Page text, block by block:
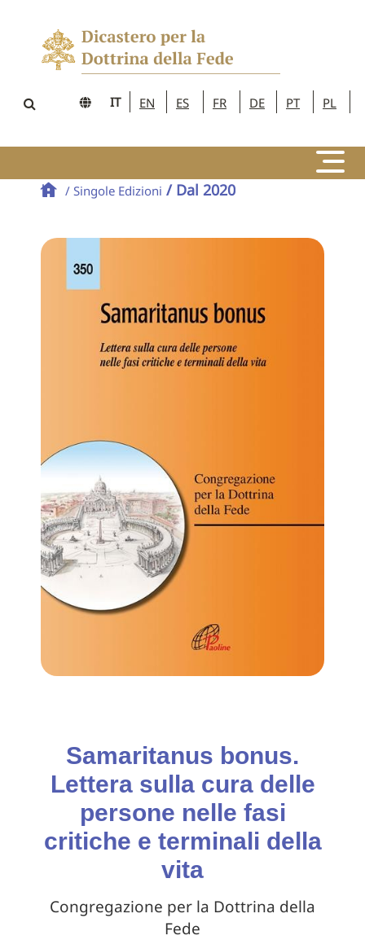
IT EN ES FR DE PT PL
/ Singole Edizioni / Dal 2020
Samaritanus bonus.
Lettera sulla cura delle
persone nelle fasi
critiche e terminali della
vita
Congregazione per la Dottrina della
Fede